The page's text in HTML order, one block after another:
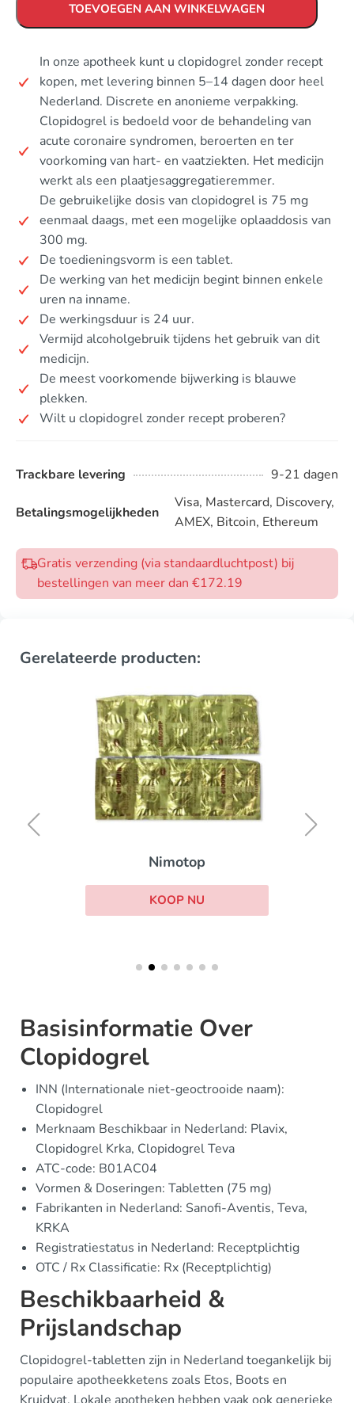
TOEVOEGEN AAN WINKELWAGEN
In onze apotheek kunt u clopidogrel zonder recept
kopen, met levering binnen 5–14 dagen door heel
Nederland. Discrete en anonieme verpakking.
Clopidogrel is bedoeld voor de behandeling van
acute coronaire syndromen, beroerten en ter
voorkoming van hart- en vaatziekten. Het medicijn
werkt als een plaatjesaggregatieremmer.
De gebruikelijke dosis van clopidogrel is 75 mg
eenmaal daags, met een mogelijke oplaaddosis van
300 mg.
De toedieningsvorm is een tablet.
De werking van het medicijn begint binnen enkele
uren na inname.
De werkingsduur is 24 uur.
Vermijd alcoholgebruik tijdens het gebruik van dit
medicijn.
De meest voorkomende bijwerking is blauwe
plekken.
Wilt u clopidogrel zonder recept proberen?
Trackbare levering 9-21 dagen
Betalingsmogelijkheden
Visa, Mastercard, Discovery,
AMEX, Bitcoin, Ethereum
Gratis verzending (via standaardluchtpost) bij
bestellingen van meer dan €172.19
Gerelateerde producten:
Nimotop
KOOP NU
Basisinformatie Over
Clopidogrel
INN (Internationale niet-geoctrooide naam):
Clopidogrel
Merknaam Beschikbaar in Nederland: Plavix,
Clopidogrel Krka, Clopidogrel Teva
ATC-code: B01AC04
Vormen & Doseringen: Tabletten (75 mg)
Fabrikanten in Nederland: Sanofi-Aventis, Teva,
KRKA
Registratiestatus in Nederland: Receptplichtig
OTC / Rx Classificatie: Rx (Receptplichtig)
Beschikbaarheid &
Prijslandschap
Clopidogrel-tabletten zijn in Nederland toegankelijk bij
populaire apotheekketens zoals Etos, Boots en